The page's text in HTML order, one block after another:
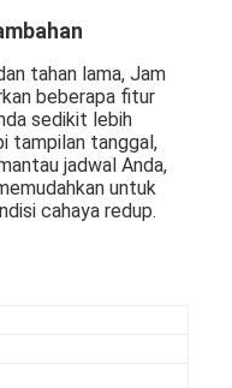
tahan lama, Jam
beberapa fitur
sedikit lebih
tampilan tanggal,
jadwal Anda,
untuk
cahaya redup.